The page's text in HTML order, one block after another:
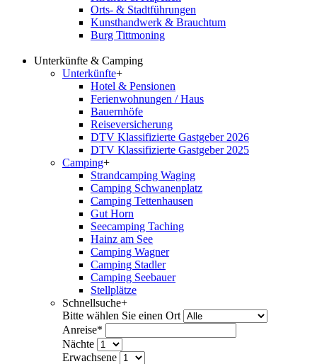
Orts- & Stadtführungen
Kunsthandwerk & Brauchtum
Burg Tittmoning
Unterkünfte & Camping
Unterkünfte+
Hotel & Pensionen
Ferienwohnungen / Haus
Bauernhöfe
Reiseversicherung
DTV Klassifizierte Gastgeber 2026
DTV Klassifizierte Gastgeber 2025
Camping+
Strandcamping Waging
Camping Schwanenplatz
Camping Tettenhausen
Gut Horn
Seecamping Taching
Hainz am See
Camping Wagner
Camping Stadler
Camping Seebauer
Stellplätze
Schnellsuche+
Bitte wählen Sie einen Ort
Anreise*
Nächte
Erwachsene